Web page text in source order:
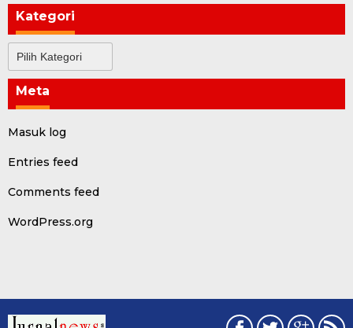
Kategori
Meta
Masuk log
Entries feed
Comments feed
WordPress.org